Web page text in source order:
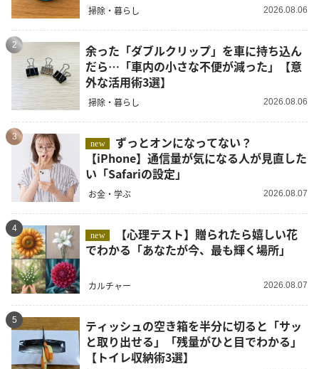
掃除・暮らし 2026.08.06
2
余った「ダブルクリップ」を車に持ち込ん
だら…「車内の小さな不便が減った」【意
外な活用術3選】
掃除・暮らし 2026.08.06
3
new
【iPhone】通信量が気になる人が見直した
い「Safariの設定」
お金・学ぶ 2026.08.07
4
new
でわかる「あなたが今、最も輝く場所」
カルチャー 2026.08.07
5
ティッシュの空き箱を半分に切ると「サッ
と取り出せる」「残量がひと目でわかる」
【トイレ収納術3選】